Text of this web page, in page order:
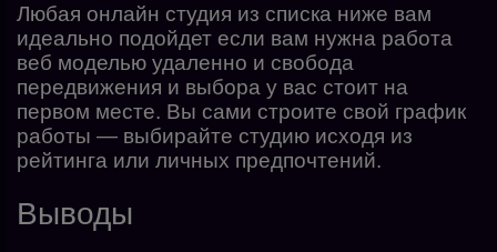
Любая онлайн студия из списка ниже вам
идеально подойдет если вам нужна работа
веб моделью удаленно и свобода
передвижения и выбора у вас стоит на
первом месте. Вы сами строите свой график
работы — выбирайте студию исходя из
рейтинга или личных предпочтений.
Выводы